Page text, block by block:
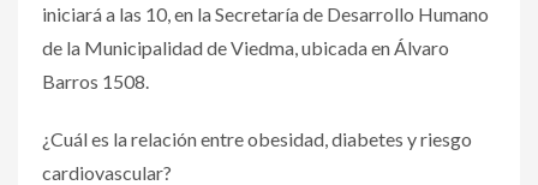
iniciará a las 10, en la Secretaría de Desarrollo Humano
de la Municipalidad de Viedma, ubicada en Álvaro
Barros 1508.
¿Cuál es la relación entre obesidad, diabetes y riesgo
cardiovascular?